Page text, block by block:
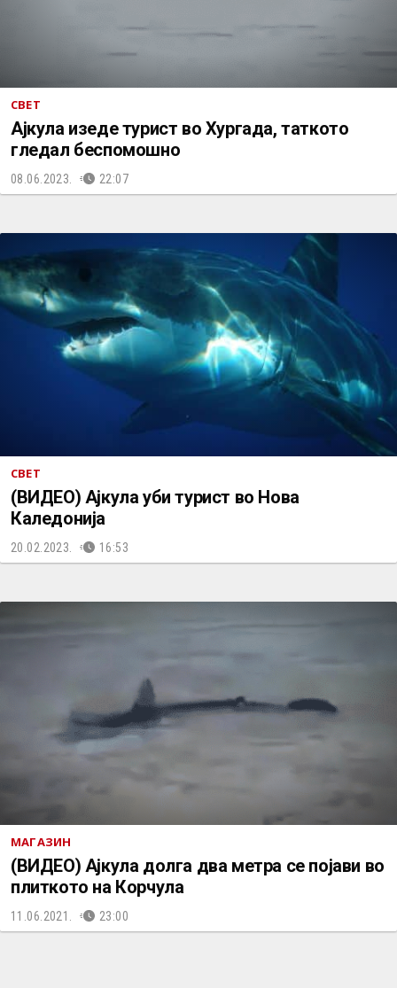
СВЕТ
Ајкула изеде турист во Хургада, таткото
гледал беспомошно
08.06.2023. 22:07
СВЕТ
(ВИДЕО) Ајкула уби турист во Нова
Каледонија
20.02.2023. 16:53
МАГАЗИН
(ВИДЕО) Ајкула долга два метра се појави во
плиткото на Корчула
11.06.2021. 23:00